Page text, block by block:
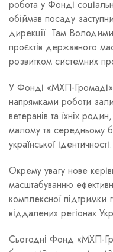
робота у Фонді
обіймав посаду
дирекції. Там
проєктів державного
розвитком системних
У Фонді «МХП-
напрямками роботи
ветеранів та їхніх
малому та середньому
української ідентичності.
Окрему увагу нове
масштабуванню
комплексної
віддалених регіонах
Сьогодні Фонд «МХП-